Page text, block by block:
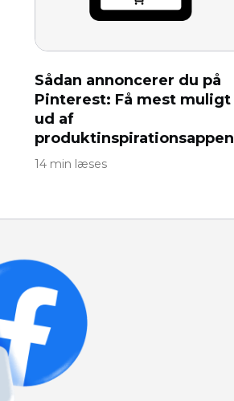
Sådan annoncerer du på
Pinterest: Få mest muligt
ud af
produktinspirationsappen
14 min læses